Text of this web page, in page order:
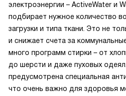
электроэнергии – ActiveWater и
подбирает нужное количество
загрузки и типа ткани. Это не
и снижает счета за
много программ стирки – от
до шерсти и даже пуховых
предусмотрена специальная
что очень важно для здоровья